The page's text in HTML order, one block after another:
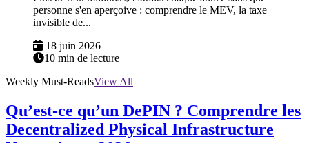
personne s'en aperçoive : comprendre le MEV, la taxe
invisible de...
18 juin 2026
10 min de lecture
Weekly Must-ReadsView All
Qu’est-ce qu’un DePIN ? Comprendre les
Decentralized Physical Infrastructure